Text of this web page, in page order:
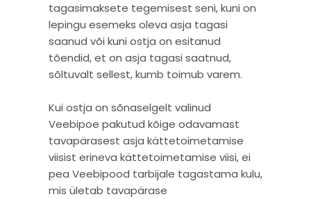
tagasimaksete tegemisest seni, kuni on
lepingu esemeks oleva asja tagasi
saanud või kuni ostja on esitanud
tõendid, et on asja tagasi saatnud,
sõltuvalt sellest, kumb toimub varem.
Kui ostja on sõnaselgelt valinud
Veebipoe pakutud kõige odavamast
tavapärasest asja kättetoimetamise
viisist erineva kättetoimetamise viisi, ei
pea Veebipood tarbijale tagastama kulu,
mis ületab tavapärase